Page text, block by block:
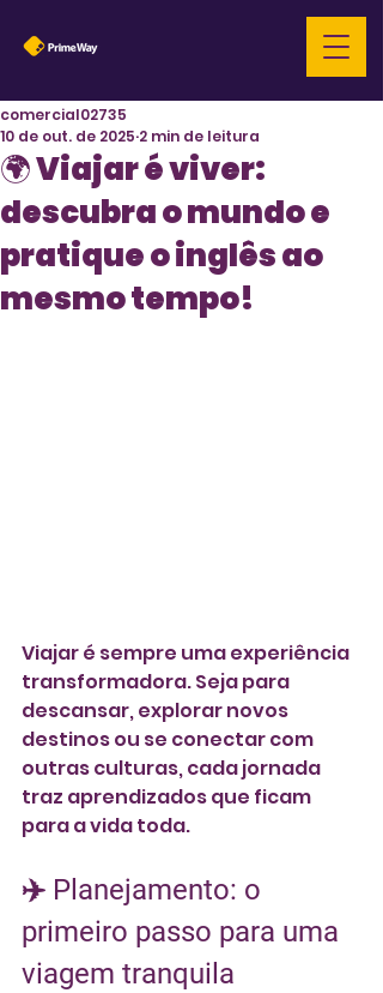
🌍 Viajar é viver:
descubra o mundo e
pratique o inglês ao
mesmo tempo!
comercial02735
10 de out. de 2025 2 min de leitura
Viajar é sempre uma experiência
transformadora. Seja para
descansar, explorar novos
destinos ou se conectar com
outras culturas, cada jornada
traz aprendizados que ficam
para a vida toda.
✈️ Planejamento: o
primeiro passo para uma
viagem tranquila